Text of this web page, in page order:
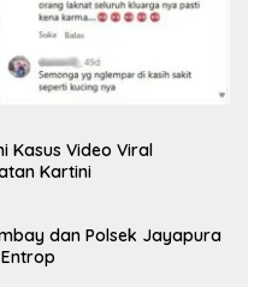
Kasus Video Viral
Kartini
dan Polsek Jayapura